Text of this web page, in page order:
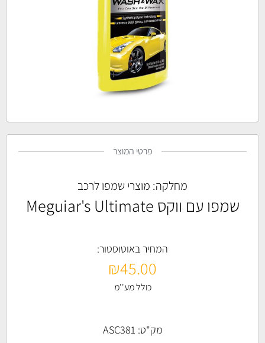
פרטי המוצר
מחלקה: מוצרי שמפו לרכב
שמפו עם ווקס Meguiar's Ultimate
המחיר באוטוסטור:
₪45.00
כולל מע''מ
מק"ט: ASC381